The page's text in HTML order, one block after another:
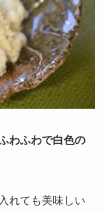
わふわで白色の
れても美味しい